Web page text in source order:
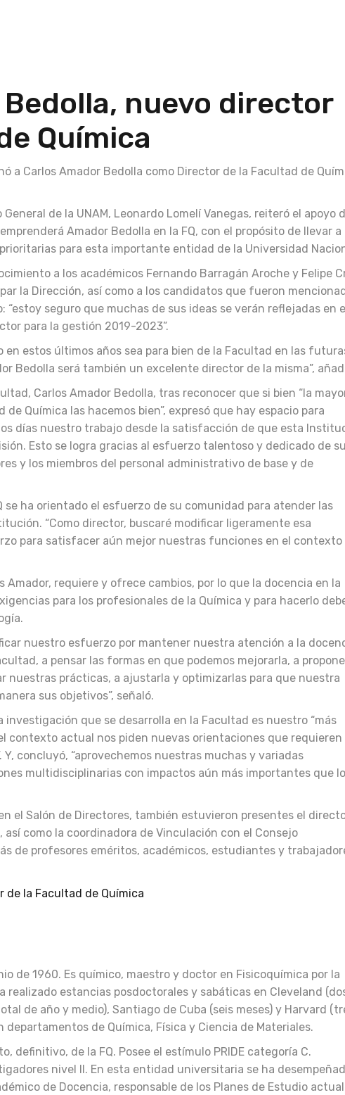
nuevo director
Química
a Carlos Amador Bedolla como Director de la Facultad de
de la UNAM, Leonardo Lomelí Vanegas, reiteró el apoyo
Amador Bedolla en la FQ, con el propósito de llevar a
para esta importante entidad de la Universidad
a los académicos Fernando Barragán Aroche y Felipe
la Dirección, así como a los candidatos que fueron
seguro que muchas de sus ideas se verán reflejadas en
para la gestión 2019-2023”.
en estos últimos años sea para bien de la Facultad en las
Bedolla será también un excelente director de la misma”,
Carlos Amador Bedolla, tras reconocer que si bien “la
Química las hacemos bien”, expresó que hay espacio para
días nuestro trabajo desde la satisfacción de que esta
Esto se logra gracias al esfuerzo talentoso y dedicado de su
y los miembros del personal administrativo de base y de
se ha orientado el esfuerzo de su comunidad para atender las
“Como director, buscaré modificar ligeramente esa
para satisfacer aún mejor nuestras funciones en el contexto
Amador, requiere y ofrece cambios, por lo que la docencia en la
para los profesionales de la Química y para hacerlo
nuestro esfuerzo por mantener nuestra atención a la
a pensar las formas en que podemos mejorarla, a
nuestras prácticas, a ajustarla y optimizarlas para que nuestra
sus objetivos”, señaló.
que se desarrolla en la Facultad es nuestro “más
contexto actual nos piden nuevas orientaciones que requieren
concluyó, “aprovechemos nuestras muchas y variadas
multidisciplinarias con impactos aún más importantes que
el Salón de Directores, también estuvieron presentes el
así como la coordinadora de Vinculación con el Consejo
de profesores eméritos, académicos, estudiantes y
de 1960. Es químico, maestro y doctor en Fisicoquímica por la
realizado estancias posdoctorales y sabáticas en Cleveland
de año y medio), Santiago de Cuba (seis meses) y Harvard
departamentos de Química, Física y Ciencia de Materiales.
definitivo, de la FQ. Posee el estímulo PRIDE categoría C.
nivel II. En esta entidad universitaria se ha
de Docencia, responsable de los Planes de Estudio